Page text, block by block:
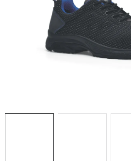
BEZPEČNOSTNÉ NORMY A SYMBOLY